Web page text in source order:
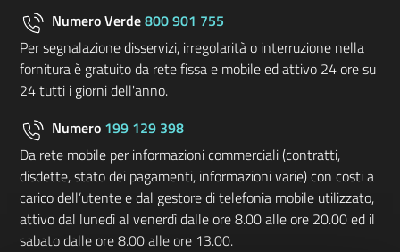
Numero Verde800 901 755
Per segnalazione disservizi, irregolarità o interruzione nella
fornitura è gratuito da rete fissa e mobile ed attivo 24 ore su
24 tutti i giorni dell'anno.
Numero 199 129 398
Da rete mobile per informazioni commerciali (contratti,
disdette, stato dei pagamenti, informazioni varie) con costi a
carico dell’utente e dal gestore di telefonia mobile utilizzato,
attivo dal lunedì al venerdì dalle ore 8.00 alle ore 20.00 ed il
sabato dalle ore 8.00 alle ore 13.00.